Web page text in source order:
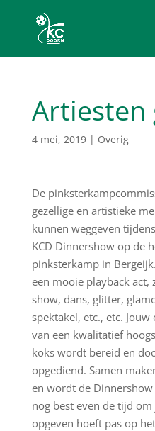
Artiesten
4 mei, 2019| Overig
De
gezellige en artistieke
kunnen weggeven
KCD Dinnershow op de
pinksterkamp in Bergeijk.
een mooie playback act,
show, dans, glitter,
spektakel, etc., etc.
van een kwalitatief
koks wordt bereid en
opgediend. Samen
en wordt de Dinnershow
nog best even de tijd
opgeven hoeft pas op